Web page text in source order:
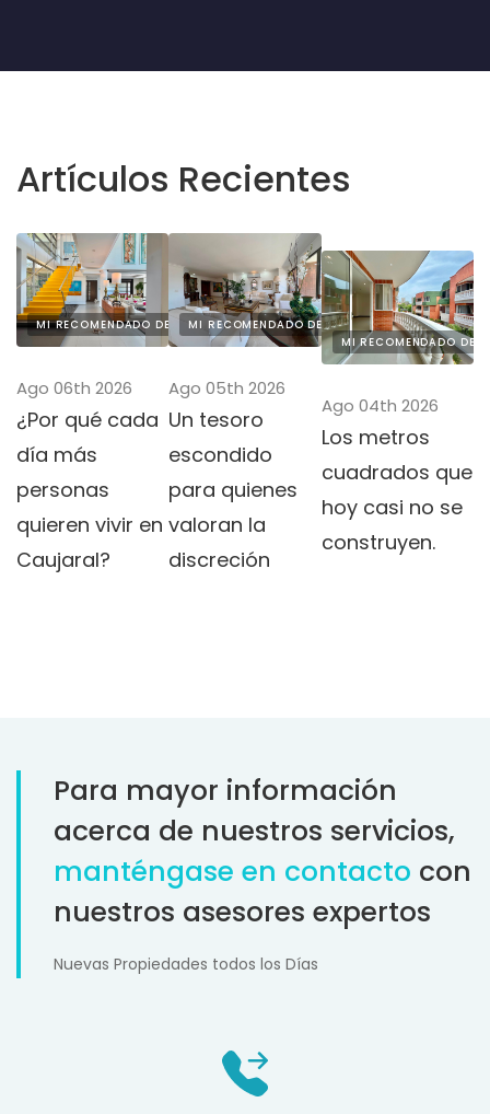
Artículos Recientes
MI RECOMENDADO DEL DÍA
Ago 06th 2026
¿Por qué cada
día más
personas
quieren vivir en
Caujaral?
MI RECOMENDADO DEL DÍA
Ago 05th 2026
Un tesoro
escondido
para quienes
valoran la
discreción
MI RECOMENDADO DEL
Ago 04th 2026
Los metros
cuadrados que
hoy casi no se
construyen.
Para mayor información
acerca de nuestros servicios,
manténgase en contacto con
nuestros asesores expertos
Nuevas Propiedades todos los Días